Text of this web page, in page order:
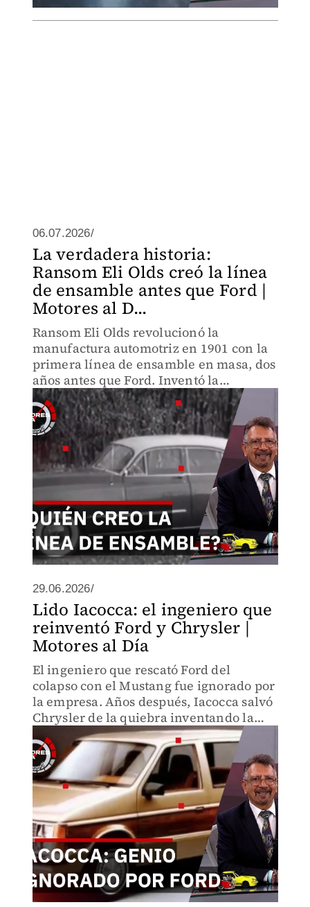
06.07.2026/
La verdadera historia:
Ransom Eli Olds creó la línea
de ensamble antes que Ford |
Motores al D...
Ransom Eli Olds revolucionó la
manufactura automotriz en 1901 con la
primera línea de ensamble en masa, dos
años antes que Ford. Inventó la
transmisión automática, pero fue
despojado de sus marcas por General
Motors.
29.06.2026/
Lido Iacocca: el ingeniero que
reinventó Ford y Chrysler |
Motores al Día
El ingeniero que rescató Ford del
colapso con el Mustang fue ignorado por
la empresa. Años después, Iacocca salvó
Chrysler de la quiebra inventando la
minivan. La historia del único ejecutivo
que llevó dos gigantes estadounidenses
al éxito